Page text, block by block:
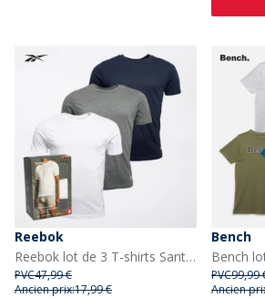
Reebok
Reebok lot de 3 T-shirts Santo Homme Marine/Gris Chiné/Blanc
PVC47,99 €
Ancien prix:17,99 €
Bench
PVC99,99
Ancien